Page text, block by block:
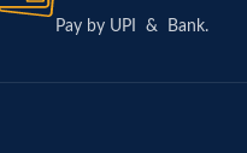
Pay by UPI & Bank.